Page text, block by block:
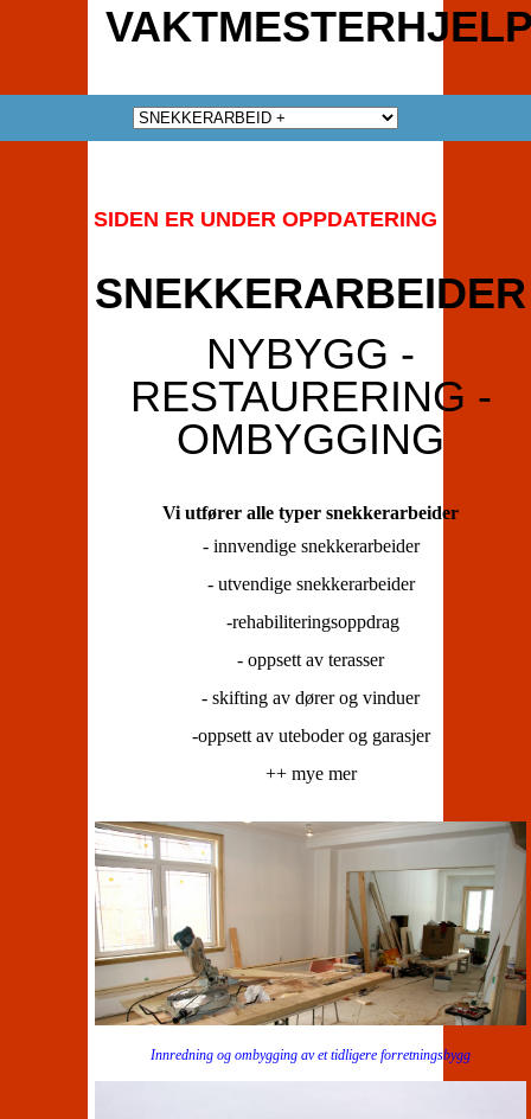
SIDEN ER UNDER OPPDATERING
SNEKKERARBEIDER
NYBYGG -
RESTAURERING -
OMBYGGING
Vi utfører alle typer snekkerarbeider
- innvendige snekkerarbeider
- utvendige snekkerarbeider
-rehabiliteringsoppdrag
- oppsett av terasser
- skifting av dører og vinduer
-oppsett av uteboder og garasjer
++ mye mer
Innredning og ombygging av et tidligere forretningsbygg